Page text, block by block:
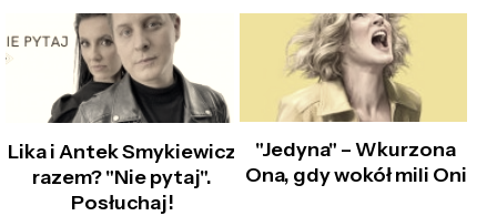
Lika i Antek Smykiewicz
razem? "Nie pytaj".
Posłuchaj!
"Jedyna" – Wkurzona
Ona, gdy wokół mili Oni